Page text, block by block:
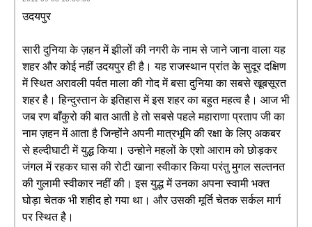
उदयपुर
सारी दुनिया के ज़हन में झीलों की नगरी के नाम से जाने जाना वाला यह
शहर और कोई नहीं उदयपुर ही है। यह राजस्थान प्रांत के सुदूर दक्षिण
में स्थित अरावली पर्वत माला की गोद में बसा दुनिया का सबसे खूबसूरत
शहर है। हिन्दुस्तान के इतिहास में इस शहर का बहुत महत्व है। आज भी
जब रण बाँकुरो की बात आती हे तो सबसे पहले महाराणा प्रताप जी का
नाम ज़हन में आता है जिन्होंने अपनी मात्रभूमि की रक्षा के लिए अकबर
से हल्दीघाटी में युद्ध किया। उन्होने महलों के एशो आराम को छोड़कर
जंगल में रहकर घास की रोटी खाना स्वीकार किया परंतु मुगल सल्तनत
की गुलामी स्वीकार नहीं की। इस युद्ध में उनका अपना स्वामी भक्त
घोड़ा चेतक भी शहीद हो गया था। और उसकी मूर्ति चेतक सर्कल मार्ग
पर स्थित है।